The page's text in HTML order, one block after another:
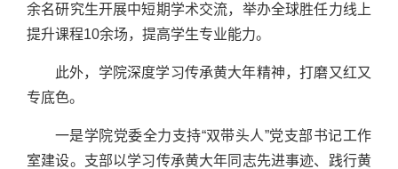
余名研究生开展中短期学术交流，举办全球胜任力线上
提升课程10余场，提高学生专业能力。
此外，学院深度学习传承黄大年精神，打磨又红又
专底色。
一是学院党委全力支持“双带头人”党支部书记工作
室建设。支部以学习传承黄大年同志先进事迹、践行黄